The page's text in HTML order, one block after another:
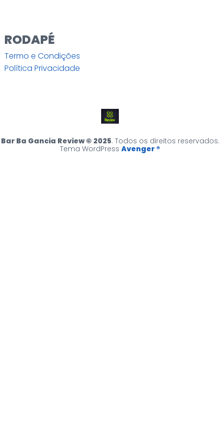
RODAPÉ
Termo e Condições
Política Privacidade
Bar Ba Gancia Review © 2025. Todos os direitos reservados.
Tema WordPress Avenger ®